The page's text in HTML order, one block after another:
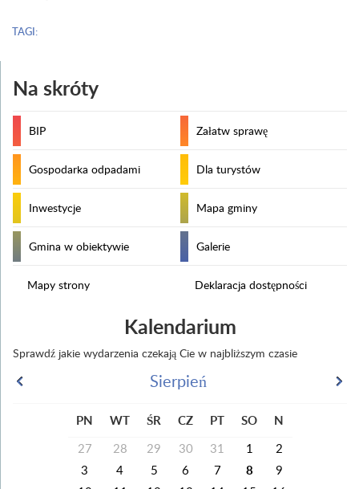
TAGI:
Na skróty
BIP Załatw sprawę
Gospodarka odpadami Dla turystów
Inwestycje Mapa gminy
Gmina w obiektywie Galerie
Mapy strony Deklaracja dostępności
Kalendarium
Sprawdź jakie wydarzenia czekają Cie w najbliższym czasie
Sierpień
PN WT ŚR CZ PT SO N
27 28 29 30 31 1
2
3
4 5 6 7 8
9